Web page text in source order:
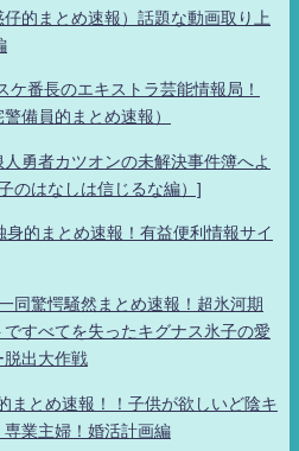
的まとめ速報）話題な動画取り上
ケ番長のエキストラ芸能情報局！
備員的まとめ速報）
勇者カツオンの未解決事件簿へよ
のはなしは信じるな編）]
まとめ速報！有益便利情報サイ
同驚愕騒然まとめ速報！超氷河期
すべてを失ったキグナス氷子の愛
脱出大作戦
まとめ速報！！子供が欲しいど陰キ
業主婦！婚活計画編